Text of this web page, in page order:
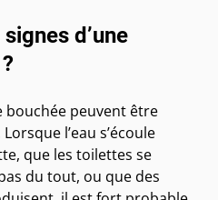
d’une
bouchée peuvent être
l’eau s’écoule
que les toilettes se
du tout, ou que des